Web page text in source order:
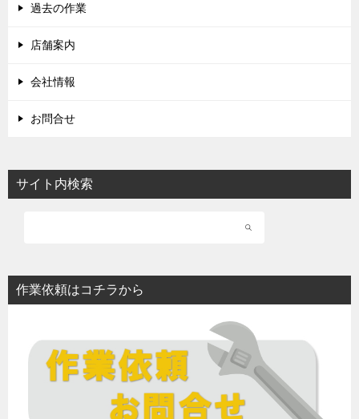
過去の作業
店舗案内
会社情報
お問合せ
サイト内検索
作業依頼はコチラから